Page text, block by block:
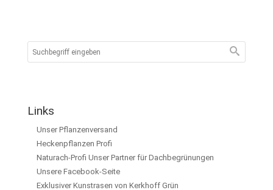
Links
Unser Pflanzenversand
Heckenpflanzen Profi
Naturach-Profi Unser Partner für Dachbegrünungen
Unsere Facebook-Seite
Exklusiver Kunstrasen von Kerkhoff Grün